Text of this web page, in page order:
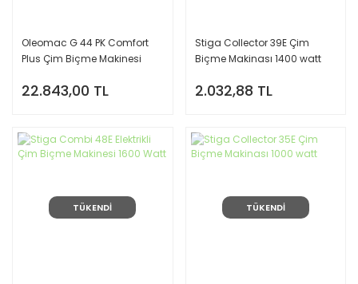
Oleomac G 44 PK Comfort
Plus Çim Biçme Makinesi
22.843,00 TL
Stiga Collector 39E Çim
Biçme Makinası 1400 watt
2.032,88 TL
TÜKENDİ TÜKENDİ